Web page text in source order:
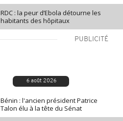
RDC : la peur d’Ebola détourne les
habitants des hôpitaux
PUBLICITÉ
6 août 2026
Bénin : l'ancien président Patrice
Talon élu à la tête du Sénat